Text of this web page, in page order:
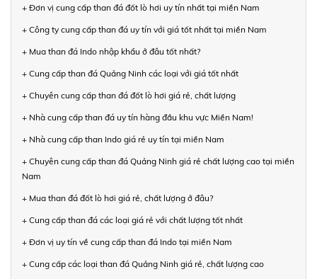
+ Đơn vị cung cấp than đá đốt lò hơi uy tín nhất tại miền Nam
+ Công ty cung cấp than đá uy tín với giá tốt nhất tại miền Nam
+ Mua than đá Indo nhập khẩu ở đâu tốt nhất?
+ Cung cấp than đá Quảng Ninh các loại với giá tốt nhất
+ Chuyên cung cấp than đá đốt lò hơi giá rẻ, chất lượng
+ Nhà cung cấp than đá uy tín hàng đầu khu vực Miền Nam!
+ Nhà cung cấp than Indo giá rẻ uy tín tại miền Nam
+ Chuyên cung cấp than đá Quảng Ninh giá rẻ chất lượng cao tại miền
Nam
+ Mua than đá đốt lò hơi giá rẻ, chất lượng ở đâu?
+ Cung cấp than đá các loại giá rẻ với chất lượng tốt nhất
+ Đơn vị uy tín về cung cấp than đá Indo tại miền Nam
+ Cung cấp các loại than đá Quảng Ninh giá rẻ, chất lượng cao